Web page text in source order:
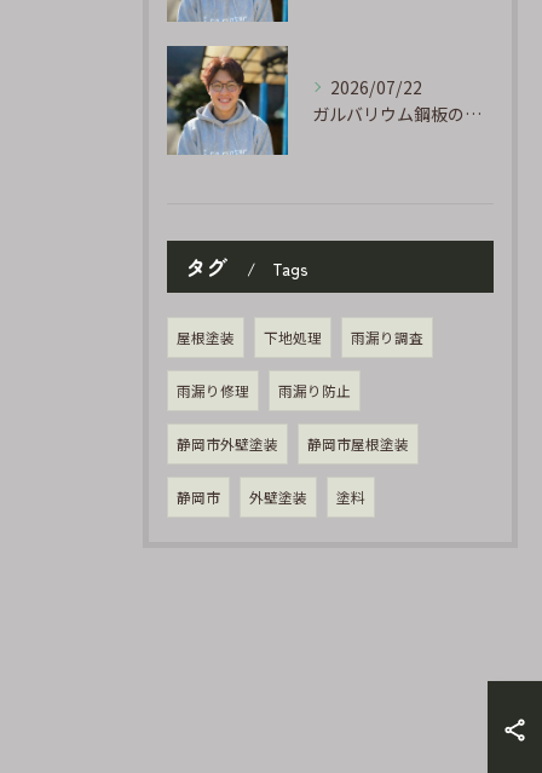
2026/07/22
ガルバリウム鋼板の「傷」と「チョーキング」、実は深くつながっています
タグ Tags
屋根塗装 下地処理 雨漏り調査
雨漏り修理 雨漏り防止
静岡市外壁塗装 静岡市屋根塗装
静岡市 外壁塗装 塗料